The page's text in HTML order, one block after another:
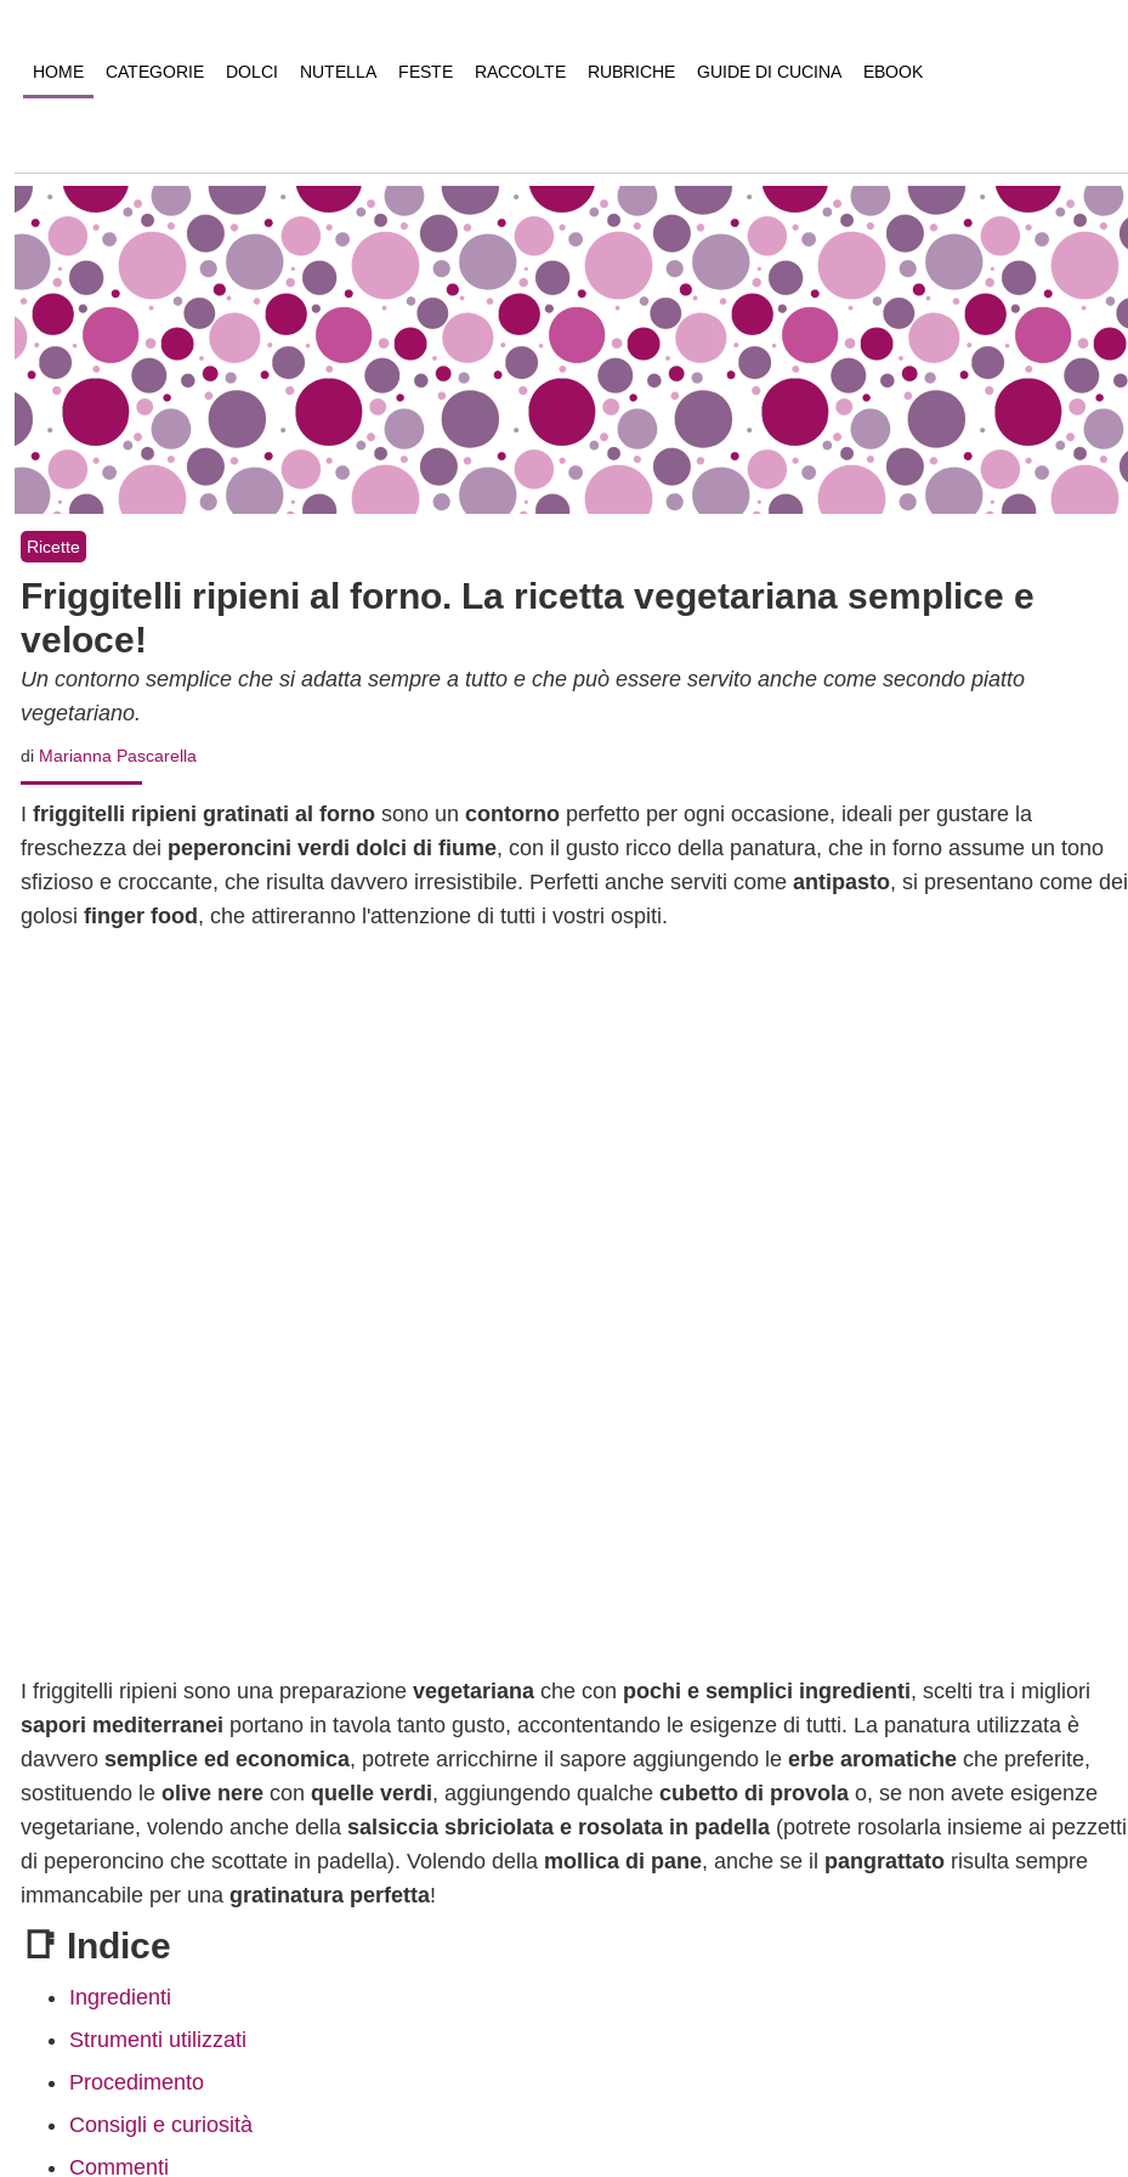
HOME CATEGORIE DOLCI NUTELLA FESTE RACCOLTE RUBRICHE GUIDE DI CUCINA EBOOK
Ricette
Friggitelli ripieni al forno. La ricetta vegetariana semplice e
veloce!
Un contorno semplice che si adatta sempre a tutto e che può essere servito anche come secondo piatto
vegetariano.
di Marianna Pascarella
I friggitelli ripieni gratinati al forno sono un contorno perfetto per ogni occasione, ideali per gustare la
freschezza dei peperoncini verdi dolci di fiume, con il gusto ricco della panatura, che in forno assume un tono
sfizioso e croccante, che risulta davvero irresistibile. Perfetti anche serviti come antipasto, si presentano come dei
golosi finger food , che attireranno l'attenzione di tutti i vostri ospiti.
I friggitelli ripieni sono una preparazione vegetariana che con pochi e semplici ingredienti, scelti tra i migliori
sapori mediterranei portano in tavola tanto gusto, accontentando le esigenze di tutti. La panatura utilizzata è
davvero semplice ed economica, potrete arricchirne il sapore aggiungendo le erbe aromatiche che preferite,
sostituendo le olive nere con quelle verdi, aggiungendo qualche cubetto di provola o, se non avete esigenze
vegetariane, volendo anche della salsiccia sbriciolata e rosolata in padella (potrete rosolarla insieme ai pezzetti
di peperoncino che scottate in padella). Volendo della mollica di pane, anche se il pangrattato risulta sempre
immancabile per una gratinatura perfetta!
📑 Indice
Ingredienti
Strumenti utilizzati
Procedimento
Consigli e curiosità
Commenti